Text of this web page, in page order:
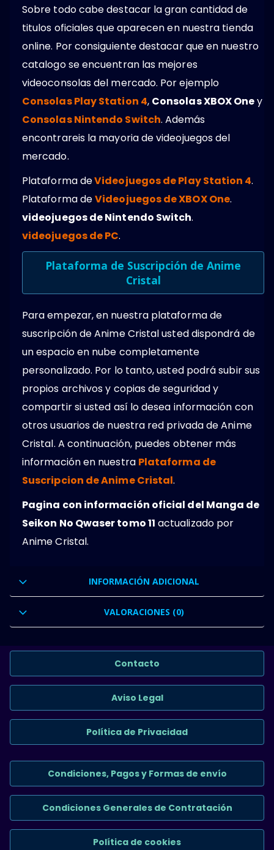
Sobre todo cabe destacar la gran cantidad de
titulos oficiales que aparecen en nuestra tienda
online. Por consiguiente destacar que en nuestro
catalogo se encuentran las mejores
videoconsolas del mercado. Por ejemplo
Consolas Play Station 4, Consolas XBOX Oney
Consolas Nintendo Switch. Además
encontrareis la mayoria de videojuegos del
mercado.
Plataforma deVideojuegos de Play Station 4.
Plataforma deVideojuegos de XBOX One.
videojuegos de Nintendo Switch.
videojuegos de PC.
Plataforma de Suscripción de Anime
Cristal
Para empezar, en nuestra plataforma de
suscripción de Anime Cristal usted dispondrá de
un espacio en nube completamente
personalizado. Por lo tanto, usted podrá subir sus
propios archivos y copias de seguridad y
compartir si usted así lo desea información con
otros usuarios de nuestra red privada de Anime
Cristal. A continuación, puedes obtener más
información en nuestra Plataforma de
Suscripcion de Anime Cristal.
Pagina con información oficial del Manga de
Seikon No Qwaser tomo 11 actualizado por
Anime Cristal.
INFORMACIÓN ADICIONAL
VALORACIONES (0)
Contacto
Aviso Legal
Política de Privacidad
Condiciones, Pagos y Formas de envío
Condiciones Generales de Contratación
Política de cookies